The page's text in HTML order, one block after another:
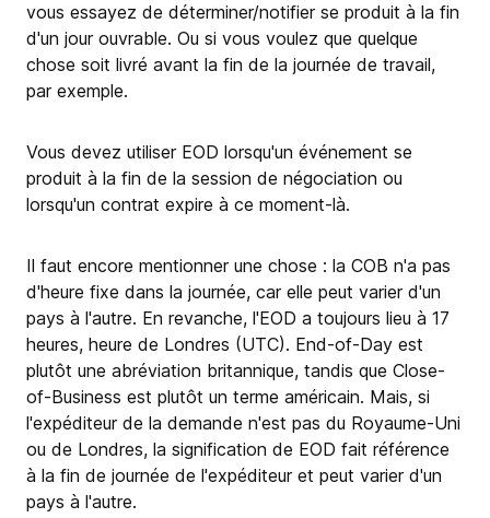
vous essayez de déterminer/notifier se produit à la fin
d'un jour ouvrable. Ou si vous voulez que quelque
chose soit livré avant la fin de la journée de travail,
par exemple.
Vous devez utiliser EOD lorsqu'un événement se
produit à la fin de la session de négociation ou
lorsqu'un contrat expire à ce moment-là.
Il faut encore mentionner une chose : la COB n'a pas
d'heure fixe dans la journée, car elle peut varier d'un
pays à l'autre. En revanche, l'EOD a toujours lieu à 17
heures, heure de Londres (UTC). End-of-Day est
plutôt une abréviation britannique, tandis que Close-
of-Business est plutôt un terme américain. Mais, si
l'expéditeur de la demande n'est pas du Royaume-Uni
ou de Londres, la signification de EOD fait référence
à la fin de journée de l'expéditeur et peut varier d'un
pays à l'autre.